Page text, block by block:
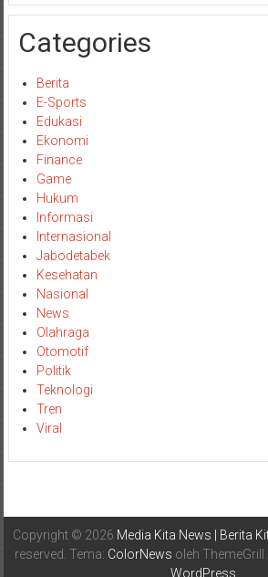
Categories
Berita
E-Sports
Edukasi
Ekonomi
Finance
Game
Hukum
Informasi
Internasional
Jabodetabek
Kesehatan
Nasional
News
Olahraga
Otomotif
Politik
Teknologi
Tren
Viral
Copyright © 2026 Media Kita News | Berita
reserved. Tema: ColorNews oleh
WordPress